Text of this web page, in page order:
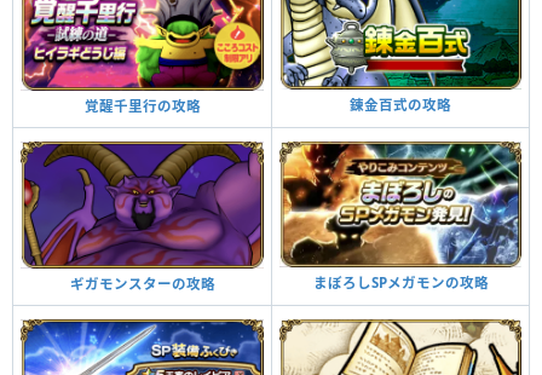
覚醒千里行の攻略 錬金百式の攻略
ギガモンスターの攻略 まぼろしSPメガモンの攻略